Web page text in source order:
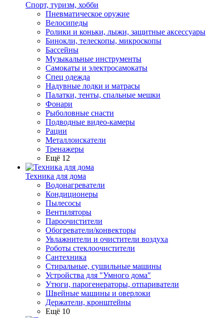
Спорт, туризм, хобби
Пневматическое оружие
Велосипеды
Ролики и коньки, лыжи, защитные аксессуары
Бинокли, телескопы, микроскопы
Бассейны
Музыкальные инструменты
Самокаты и электросамокаты
Спец одежда
Надувные лодки и матрасы
Палатки, тенты, спальные мешки
Фонари
Рыболовные снасти
Подводные видео-камеры
Рации
Металлоискатели
Тренажеры
Ещё 12
Техника для дома
Водонагреватели
Кондиционеры
Пылесосы
Вентиляторы
Пароочистители
Обогреватели/конвекторы
Увлажнители и очистители воздуха
Роботы стеклоочистители
Сантехника
Стиральные, сушильные машины
Устройства для "Умного дома"
Утюги, парогенераторы, отпариватели
Швейные машины и оверлоки
Держатели, кронштейны
Ещё 10